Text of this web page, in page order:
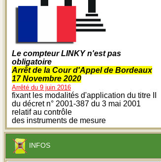
Le compteur LINKY n'est pas
obligatoire
Arrêt de la Cour d'Appel de Bordeaux
17 Novembre 2020
Arrêté du 9 juin 2016
fixant les modalités d'application du titre II
du décret n° 2001-387 du 3 mai 2001
relatif au contrôle
des instruments de mesure
INFOS